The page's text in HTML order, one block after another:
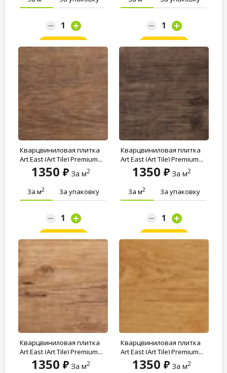
Кварцвиниловая плитка
Art East (Art Tile) Premium...
1350 За м2
За м2 За упаковку
Кварцвиниловая плитка
Art East (Art Tile) Premium...
1350 За м2
За м2 За упаковку
Кварцвиниловая плитка
Art East (Art Tile) Premium...
1350 За м2
Кварцвиниловая плитка
Art East (Art Tile) Premium...
1350 За м2